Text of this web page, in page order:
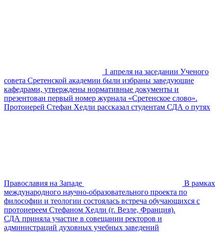
1 апреля на заседании Ученого
совета Сретенской академии были избраны заведующие
кафедрами, утверждены нормативные документы и
презентован первый номер журнала «Сретенское слово».
Протоиерей Стефан Хедли рассказал студентам СДА о путях
Православия на Западе
В рамках
международного научно-образовательного проекта по
философии и теологии состоялась встреча обучающихся с
протоиереем Стефаном Хедли (г. Везле, Франция).
СДА приняла участие в совещании ректоров и
администраций духовных учебных заведений